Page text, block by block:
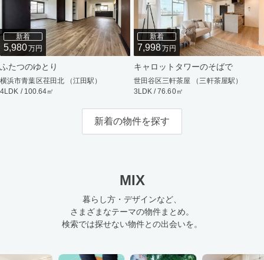
新着
5,980万円
ふたつのゆとり
横浜市青葉区荏田北 （江田駅）
4LDK / 100.64㎡
新着
7,998万円
キャロットタワーのそばで
世田谷区三軒茶屋 （三軒茶屋駅）
3LDK / 76.60㎡
新着の物件を探す
MIX
暮らし方・デザインなど、
さまざまなテーマの物件まとめ。
検索では探せない物件との出会いを。